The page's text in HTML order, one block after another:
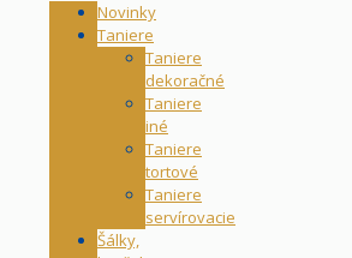
Novinky
Taniere
Taniere
dekoračné
Taniere
iné
Taniere
tortové
Taniere
servírovacie
Šálky,